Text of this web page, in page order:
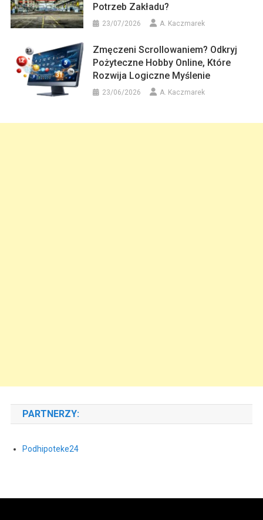
Potrzeb Zakładu?
23/07/2026 A. Kaczmarek
Zmęczeni Scrollowaniem? Odkryj
Pożyteczne Hobby Online, Które
Rozwija Logiczne Myślenie
23/06/2026 A. Kaczmarek
PARTNERZY:
Podhipoteke24